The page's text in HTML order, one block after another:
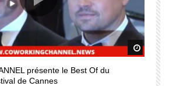
présente le Best Of du
de Cannes